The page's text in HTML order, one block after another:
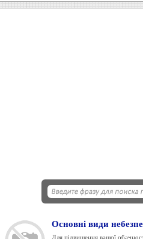
Основні види
Для підвищення вашої